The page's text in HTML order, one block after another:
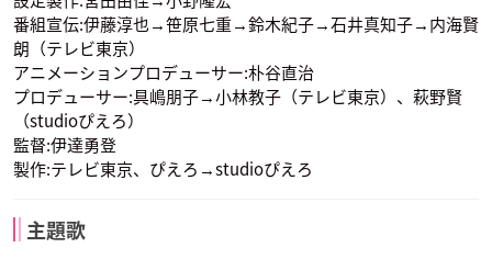
綱手
声優：勝生真沙子
番組宣伝:伊藤淳也→笹原七重→鈴木紀子→石井真知子→内海賢
朗（テレビ東京）
アニメーションプロデューサー:朴谷直治
プロデューサー:具嶋朋子→小林教子（テレビ東京）、萩野賢
（studioぴえろ）
監督:伊達勇登
製作:テレビ東京、ぴえろ→studioぴえろ
主題歌